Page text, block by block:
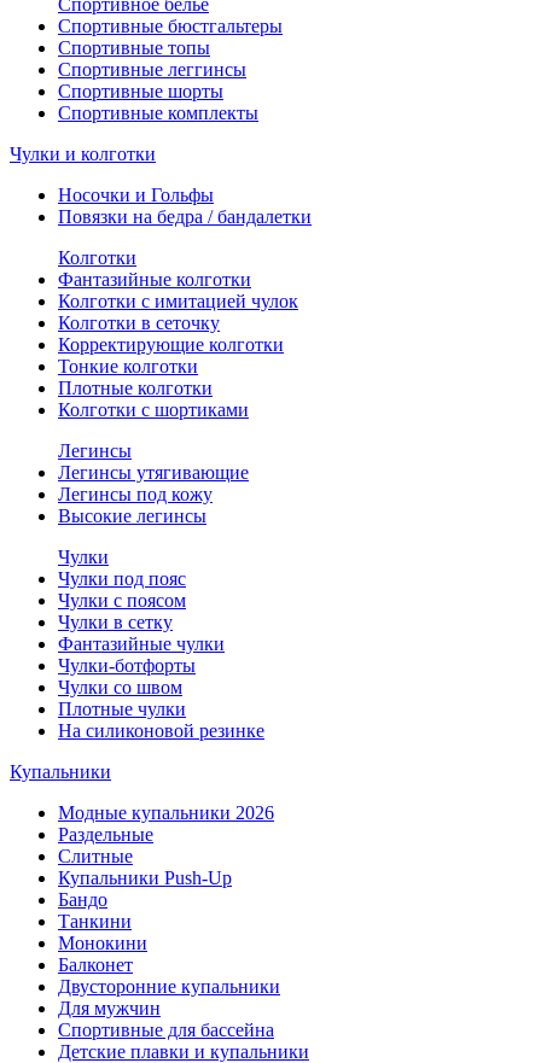
Спортивное белье
Спортивные бюстгальтеры
Спортивные топы
Спортивные леггинсы
Спортивные шорты
Спортивные комплекты
Чулки и колготки
Носочки и Гольфы
Повязки на бедра / бандалетки
Колготки
Фантазийные колготки
Колготки с имитацией чулок
Колготки в сеточку
Корректирующие колготки
Тонкие колготки
Плотные колготки
Колготки с шортиками
Легинсы
Легинсы утягивающие
Легинсы под кожу
Высокие легинсы
Чулки
Чулки под пояс
Чулки с поясом
Чулки в сетку
Фантазийные чулки
Чулки-ботфорты
Чулки со швом
Плотные чулки
На силиконовой резинке
Купальники
Модные купальники 2026
Раздельные
Слитные
Купальники Push-Up
Бандо
Танкини
Монокини
Балконет
Двусторонние купальники
Для мужчин
Спортивные для бассейна
Детские плавки и купальники